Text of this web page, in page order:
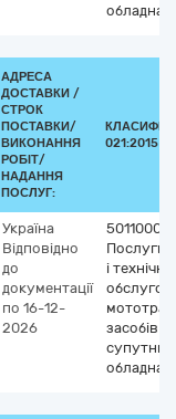
АДРЕСА
ДОСТАВКИ /
СТРОК
ПОСТАВКИ/
ВИКОНАННЯ
РОБІТ/
НАДАННЯ
ПОСЛУГ:
021:2015
Україна
Відповідно
до
документації
по 16-12-
2026
Послуги
і
засобів і